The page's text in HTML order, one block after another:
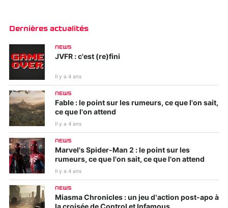
Dernières actualités
NEWS
JVFR : c'est (re)fini
Il y a 4 ans
NEWS
Fable : le point sur les rumeurs, ce que l'on sait,
ce que l'on attend
Il y a 4 ans
NEWS
Marvel's Spider-Man 2 : le point sur les
rumeurs, ce que l'on sait, ce que l'on attend
Il y a 4 ans
NEWS
Miasma Chronicles : un jeu d’action post-apo à